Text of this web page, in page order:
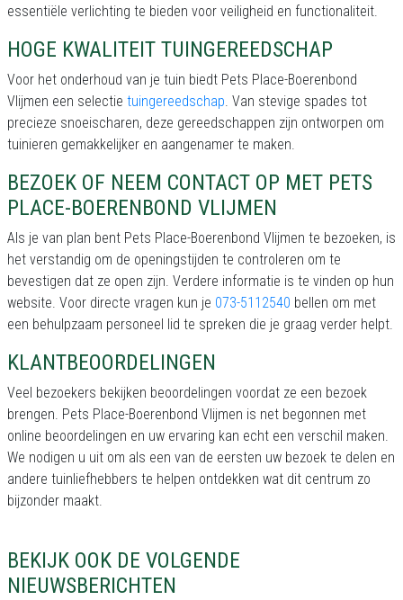
essentiële verlichting te bieden voor veiligheid en functionaliteit.
HOGE KWALITEIT TUINGEREEDSCHAP
Voor het onderhoud van je tuin biedt Pets Place-Boerenbond
Vlijmen een selectie tuingereedschap. Van stevige spades tot
precieze snoeischaren, deze gereedschappen zijn ontworpen om
tuinieren gemakkelijker en aangenamer te maken.
BEZOEK OF NEEM CONTACT OP MET PETS
PLACE-BOERENBOND VLIJMEN
Als je van plan bent Pets Place-Boerenbond Vlijmen te bezoeken, is
het verstandig om de openingstijden te controleren om te
bevestigen dat ze open zijn. Verdere informatie is te vinden op hun
website. Voor directe vragen kun je 073-5112540 bellen om met
een behulpzaam personeel lid te spreken die je graag verder helpt.
KLANTBEOORDELINGEN
Veel bezoekers bekijken beoordelingen voordat ze een bezoek
brengen. Pets Place-Boerenbond Vlijmen is net begonnen met
online beoordelingen en uw ervaring kan echt een verschil maken.
We nodigen u uit om als een van de eersten uw bezoek te delen en
andere tuinliefhebbers te helpen ontdekken wat dit centrum zo
bijzonder maakt.
BEKIJK OOK DE VOLGENDE
NIEUWSBERICHTEN